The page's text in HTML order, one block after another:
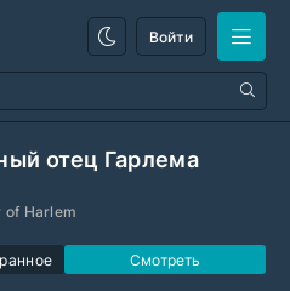
Войти
отец Гарлема
of Harlem